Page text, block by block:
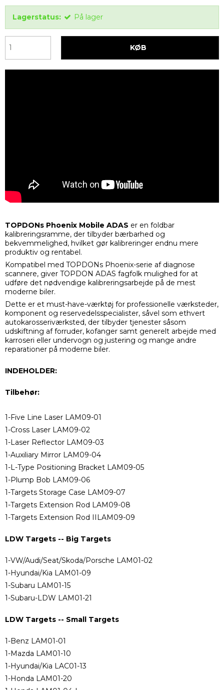
Lagerstatus: På lager
KØB
TOPDONs ​​Phoenix Mobile ADAS er en foldbar
kalibreringsramme, der tilbyder bærbarhed og
bekvemmelighed, hvilket gør kalibreringer endnu mere
produktiv og rentabel.
Kompatibel med TOPDONs ​​Phoenix-serie af diagnose
scannere, giver TOPDON ADAS fagfolk mulighed for at
udføre det nødvendige kalibreringsarbejde på de mest
moderne biler.
Dette er et must-have-værktøj for professionelle værksteder,
komponent og reservedelsspecialister, såvel som ethvert
autokarosseriværksted, der tilbyder tjenester såsom
udskiftning af forruder, kofanger samt generelt arbejde med
karroseri eller undervogn og justering og mange andre
reparationer på moderne biler.
INDEHOLDER:
Tilbehør:
1-Five Line Laser LAM09-01
1-Cross Laser LAM09-02
1-Laser Reflector LAM09-03
1-Auxiliary Mirror LAM09-04
1-L-Type Positioning Bracket LAM09-05
1-Plump Bob LAM09-06
1-Targets Storage Case LAM09-07
1-Targets Extension Rod LAM09-08
1-Targets Extension Rod IILAM09-09
LDW Targets -- Big Targets
1-VW/Audi/Seat/Skoda/Porsche LAM01-02
1-Hyundai/Kia LAM01-09
1-Subaru LAM01-15
1-Subaru-LDW LAM01-21
LDW Targets -- Small Targets
1-Benz LAM01-01
1-Mazda LAM01-10
1-Hyundai/Kia LAC01-13
1-Honda LAM01-20